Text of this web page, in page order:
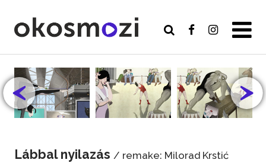
Lábbal nyilazás / remake: Milorad Krstić